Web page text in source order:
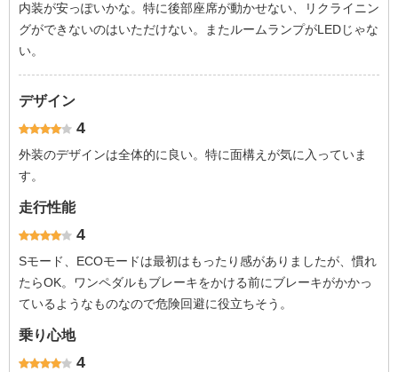
内装が安っぽいかな。特に後部座席が動かせない、リクライニン
グができないのはいただけない。またルームランプがLEDじゃな
い。
デザイン
4
外装のデザインは全体的に良い。特に面構えが気に入っていま
す。
走行性能
4
Sモード、ECOモードは最初はもったり感がありましたが、慣れ
たらOK。ワンペダルもブレーキをかける前にブレーキがかかっ
ているようなものなので危険回避に役立ちそう。
乗り心地
4